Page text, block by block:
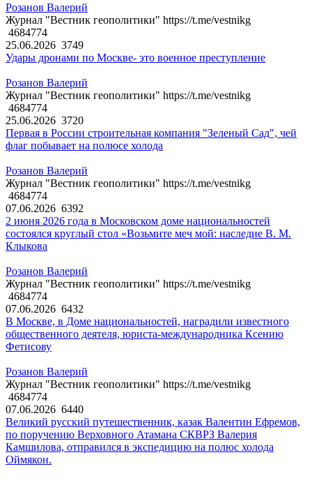
Розанов Валерий
Журнал "Вестник геополитики" https://t.me/vestnikg
4684774
25.06.2026 3749
Удары дронами по Москве- это военное преступление
Розанов Валерий
Журнал "Вестник геополитики" https://t.me/vestnikg
4684774
25.06.2026 3720
Первая в России строительная компания "Зеленый Сад", чей
флаг побывает на полюсе холода
Розанов Валерий
Журнал "Вестник геополитики" https://t.me/vestnikg
4684774
07.06.2026 6392
2 июня 2026 года в Московском доме национальностей
состоялся круглый стол «Возьмите меч мой: наследие В. М.
Клыкова
Розанов Валерий
Журнал "Вестник геополитики" https://t.me/vestnikg
4684774
07.06.2026 6432
В Москве, в Доме национальностей, наградили известного
общественного деятеля, юриста-международника Ксению
Фетисову
Розанов Валерий
Журнал "Вестник геополитики" https://t.me/vestnikg
4684774
07.06.2026 6440
Великий русский путешественник, казак Валентин Ефремов,
по поручению Верховного Атамана СКВРЗ Валерия
Камшилова, отправился в экспедицию на полюс холода
Оймякон.